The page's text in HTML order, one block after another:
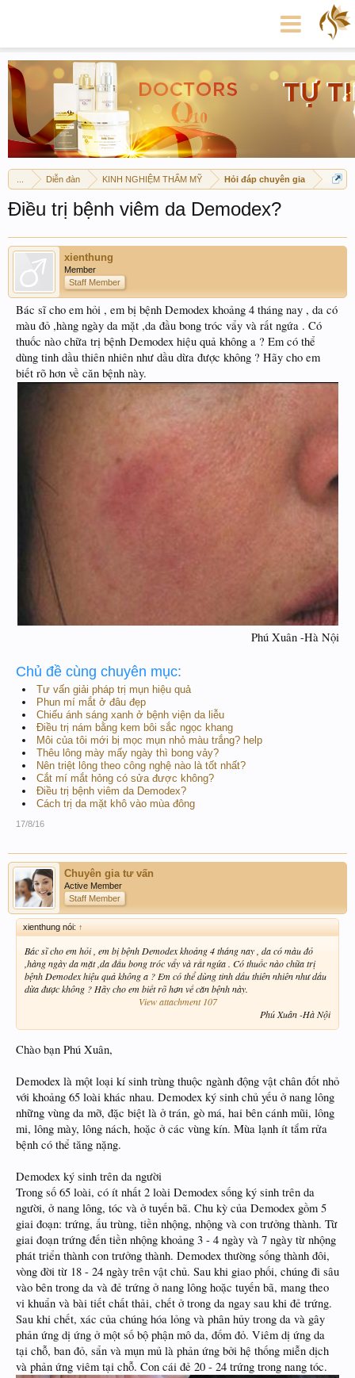
Diễn đàn KINH NGHIỆM THẨM MỸ Hỏi đáp chuyên gia
Điều trị bệnh viêm da Demodex?
xienthung
Member
Staff Member
Bác sĩ cho em hỏi , em bị bệnh Demodex khoảng 4 tháng nay , da có
màu đỏ ,hàng ngày da mặt ,da đầu bong tróc vẩy và rất ngứa . Có
thuốc nào chữa trị bệnh Demodex hiệu quả không a ? Em có thể
dùng tinh dầu thiên nhiên như dầu dừa được không ? Hãy cho em
biết rõ hơn về căn bệnh này.
Phú Xuân -Hà Nội​
Chủ đề cùng chuyên mục:
Tư vấn giải pháp trị mụn hiệu quả
Phun mí mắt ở đâu đẹp
Chiếu ánh sáng xanh ở bệnh viện da liễu
Điều trị nám bằng kem bôi sắc ngọc khang
Môi của tôi mới bị mọc mụn nhỏ màu trắng? help
Thêu lông mày mấy ngày thì bong vảy?
Nên triệt lông theo công nghệ nào là tốt nhất?
Cắt mí mắt hỏng có sửa được không?
Điều trị bệnh viêm da Demodex?
Cách trị da mặt khô vào mùa đông
17/8/16
Chuyên gia tư vấn
Active Member
Staff Member
xienthung nói: ↑
Bác sĩ cho em hỏi , em bị bệnh Demodex khoảng 4 tháng nay , da có màu đỏ
,hàng ngày da mặt ,da đầu bong tróc vẩy và rất ngứa . Có thuốc nào chữa trị
bệnh Demodex hiệu quả không a ? Em có thể dùng tinh dầu thiên nhiên như dầu
dừa được không ? Hãy cho em biết rõ hơn về căn bệnh này.
View attachment 107
Phú Xuân -Hà Nội​
Chào bạn Phú Xuân,
Demodex là một loại kí sinh trùng thuộc ngành động vật chân đốt nhỏ
với khoảng 65 loài khác nhau. Demodex ký sinh chủ yếu ở nang lông
những vùng da mỡ, đặc biệt là ở trán, gò má, hai bên cánh mũi, lông
mi, lông mày, lông nách, hoặc ở các vùng kín. Mùa lạnh ít tắm rửa
bệnh có thể tăng nặng.
Demodex ký sinh trên da người
Trong số 65 loài, có ít nhất 2 loài Demodex sống ký sinh trên da
người, ở nang lông, tóc và ở tuyến bã. Chu kỳ của Demodex gồm 5
giai đoạn: trứng, ấu trùng, tiền nhộng, nhộng và con trưởng thành. Từ
giai đoạn trứng đến tiền nhộng khoảng 3 - 4 ngày và 7 ngày từ nhộng
phát triển thành con trưởng thành. Demodex thường sống thành đôi,
vòng đời từ 18 - 24 ngày trên vật chủ. Sau khi giao phối, chúng đi sâu
vào bên trong da và đẻ trứng ở nang lông hoặc tuyến bã, mang theo
vi khuẩn và bài tiết chất thải, chết ở trong da ngay sau khi đẻ trứng.
Sau khi chết, xác của chúng hóa lỏng và phân hủy trong da và gây
phản ứng dị ứng ở một số bộ phận mô da, đốm đỏ. Viêm dị ứng da
tại chỗ, ban đỏ, sẩn và mụn mủ là phản ứng bởi hệ thống miễn dịch
và phản ứng viêm tại chỗ. Con cái đẻ 20 - 24 trứng trong nang tóc.